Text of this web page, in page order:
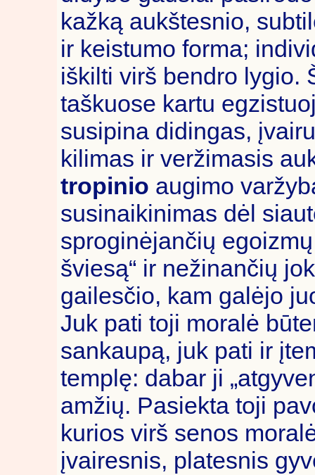
kažką aukštesnio,
ir keistumo forma;
iškilti virš bendro lygio.
taškuose kartu
susipina didingas,
kilimas ir veržimasis
tropinio augimo
susinaikinimas dėl
sproginėjančių
šviesą“ ir nežinančių
gailesčio, kam galėjo
Juk pati toji moralė
sankaupą, juk pati ir
templę: dabar ji
amžių. Pasiekta toji
kurios virš senos
įvairesnis, platesnis